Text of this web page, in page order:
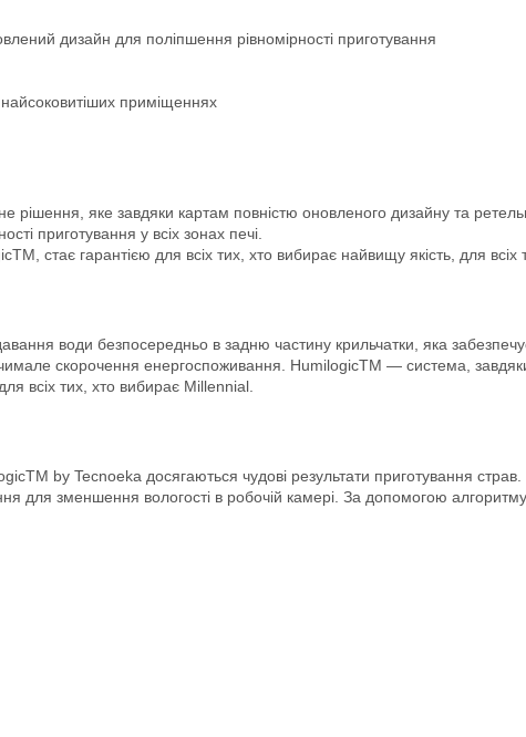
дизайн для поліпшення рівномірності приготування
приміщеннях
рішення, яке завдяки картам повністю оновленого дизайну та
приготування у всіх зонах печі.
стає гарантією для всіх тих, хто вибирає найвищу якість, для
води безпосередньо в задню частину крильчатки, яка
чимале скорочення енергоспоживання. HumilogicTM — система,
всіх тих, хто вибирає Millennial.
by Tecnoeka досягаються чудові результати приготування страв.
для зменшення вологості в робочій камері. За допомогою